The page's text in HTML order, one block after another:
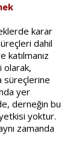
karar
dahil
katılmanız
olarak,
süreçlerine
yer
derneğin bu
yoktur.
zamanda